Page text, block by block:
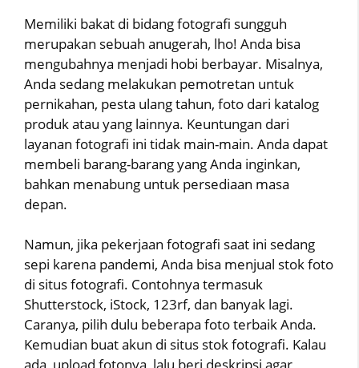
Memiliki bakat di bidang fotografi sungguh
merupakan sebuah anugerah, lho! Anda bisa
mengubahnya menjadi hobi berbayar. Misalnya,
Anda sedang melakukan pemotretan untuk
pernikahan, pesta ulang tahun, foto dari katalog
produk atau yang lainnya. Keuntungan dari
layanan fotografi ini tidak main-main. Anda dapat
membeli barang-barang yang Anda inginkan,
bahkan menabung untuk persediaan masa
depan.
Namun, jika pekerjaan fotografi saat ini sedang
sepi karena pandemi, Anda bisa menjual stok foto
di situs fotografi. Contohnya termasuk
Shutterstock, iStock, 123rf, dan banyak lagi.
Caranya, pilih dulu beberapa foto terbaik Anda.
Kemudian buat akun di situs stok fotografi. Kalau